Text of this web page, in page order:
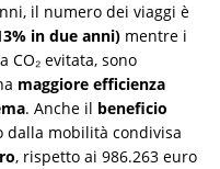
il numero dei viaggi è
in due anni) mentre i
evitata, sono
maggiore efficienza
. Anche il beneficio
dalla mobilità condivisa
, rispetto ai 986.263 euro